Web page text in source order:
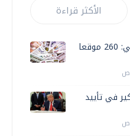
الأكثر قراءة
وزير السياحة والآثار الفلسطيني: 260 موقعا
في تأييد